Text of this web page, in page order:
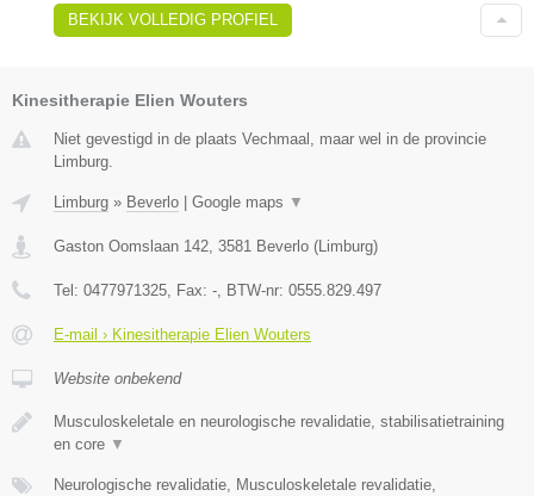
BEKIJK VOLLEDIG PROFIEL
Kinesitherapie Elien Wouters
Niet gevestigd in de plaats Vechmaal, maar wel in de provincie
Limburg.
Limburg » Beverlo Google maps ▼
Gaston Oomslaan 142, 3581 Beverlo (Limburg)
Tel: 0477971325, Fax: -, BTW-nr: 0555.829.497
E-mail › Kinesitherapie Elien Wouters
Website onbekend
Musculoskeletale en neurologische revalidatie, stabilisatietraining
en core ▼
Neurologische revalidatie, Musculoskeletale revalidatie,